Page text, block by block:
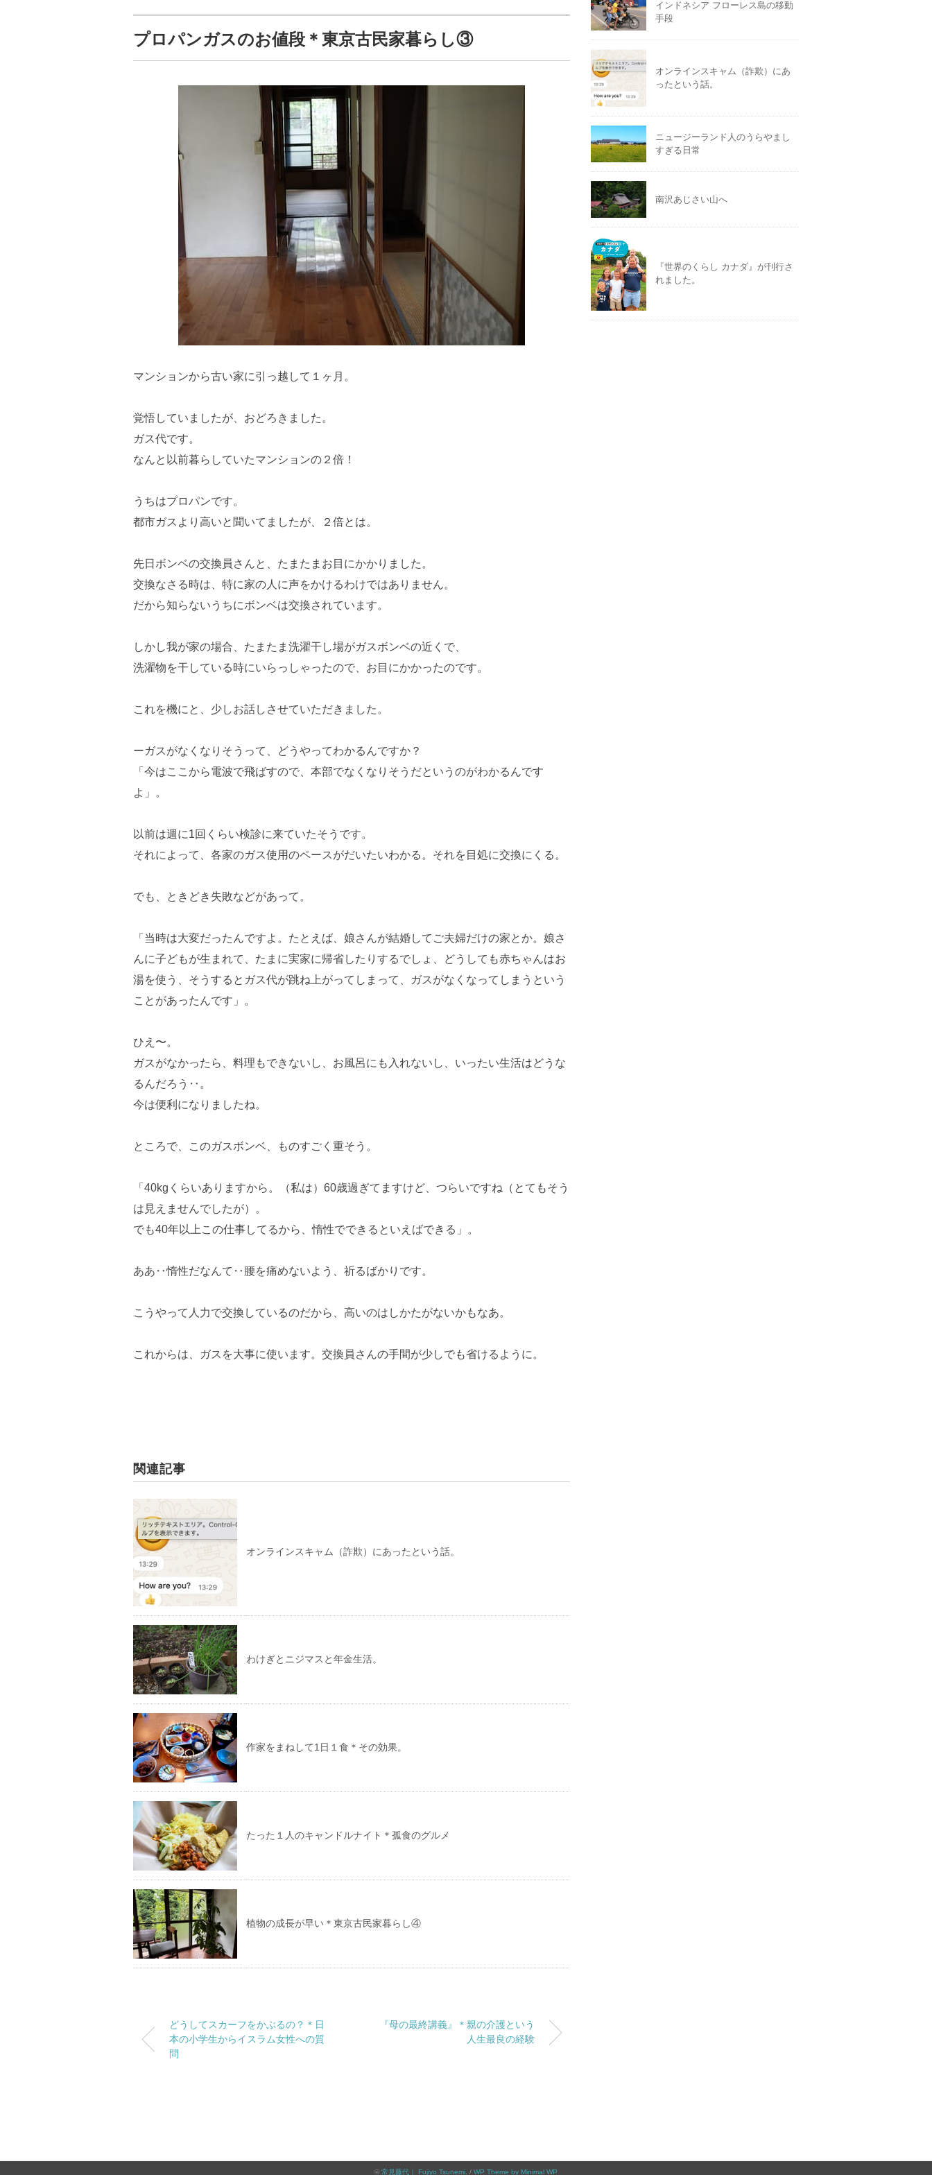
プロパンガスのお値段＊東京古民家暮らし③
マンションから古い家に引っ越して１ヶ月。
覚悟していましたが、おどろきました。
ガス代です。
なんと以前暮らしていたマンションの２倍！
うちはプロパンです。
都市ガスより高いと聞いてましたが、２倍とは。
先日ボンベの交換員さんと、たまたまお目にかかりました。
交換なさる時は、特に家の人に声をかけるわけではありません。
だから知らないうちにボンベは交換されています。
しかし我が家の場合、たまたま洗濯干し場がガスボンベの近くで、
洗濯物を干している時にいらっしゃったので、お目にかかったのです。
これを機にと、少しお話しさせていただきました。
ーガスがなくなりそうって、どうやってわかるんですか？
「今はここから電波で飛ばすので、本部でなくなりそうだというのがわかるんです
よ」。
以前は週に1回くらい検診に来ていたそうです。
それによって、各家のガス使用のペースがだいたいわかる。それを目処に交換にくる。
でも、ときどき失敗などがあって。
「当時は大変だったんですよ。たとえば、娘さんが結婚してご夫婦だけの家とか。娘さ
んに子どもが生まれて、たまに実家に帰省したりするでしょ、どうしても赤ちゃんはお
湯を使う、そうするとガス代が跳ね上がってしまって、ガスがなくなってしまうという
ことがあったんです」。
ひえ〜。
ガスがなかったら、料理もできないし、お風呂にも入れないし、いったい生活はどうな
るんだろう‥。
今は便利になりましたね。
ところで、このガスボンベ、ものすごく重そう。
「40kgくらいありますから。（私は）60歳過ぎてますけど、つらいですね（とてもそう
は見えませんでしたが）。
でも40年以上この仕事してるから、惰性でできるといえばできる」。
ああ‥惰性だなんて‥腰を痛めないよう、祈るばかりです。
こうやって人力で交換しているのだから、高いのはしかたがないかもなあ。
これからは、ガスを大事に使います。交換員さんの手間が少しでも省けるように。
関連記事
オンラインスキャム（詐欺）にあったという話。
わけぎとニジマスと年金生活。
作家をまねして1日１食＊その効果。
たった１人のキャンドルナイト＊孤食のグルメ
植物の成長が早い＊東京古民家暮らし④
どうしてスカーフをかぶるの？＊日
本の小学生からイスラム女性への質
問
『母の最終講義』＊親の介護という
人生最良の経験
インドネシア フローレス島の移動
手段
オンラインスキャム（詐欺）にあ
ったという話。
ニュージーランド人のうらやまし
すぎる日常
南沢あじさい山へ
『世界のくらし カナダ』が刊行さ
れました。
© 常見藤代｜ Fujiyo Tsunemi . / WP Theme by Minimal WP